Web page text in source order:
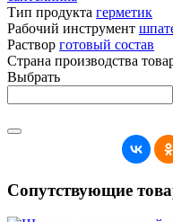
Тип продукта герметик
Рабочий инструмент
Раствор готовый состав
Страна производства
Выбрать
Сопутствующие